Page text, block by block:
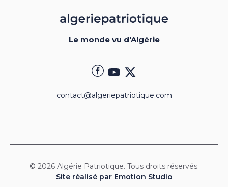
Le monde vu d'Algérie
contact@algeriepatriotique.com
© 2026 Algérie Patriotique. Tous droits réservés.
Site réalisé par Emotion Studio